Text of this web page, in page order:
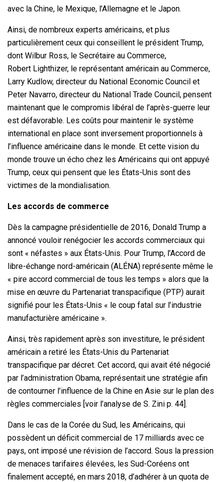
avec la Chine, le Mexique, l’Allemagne et le Japon.
Ainsi, de nombreux experts américains, et plus
particulièrement ceux qui conseillent le président Trump,
dont Wilbur Ross, le Secrétaire au Commerce,
Robert Lighthizer, le représentant américain au Commerce,
Larry Kudlow, directeur du National Economic Council et
Peter Navarro, directeur du National Trade Council, pensent
maintenant que le compromis libéral de l’après-guerre leur
est défavorable. Les coûts pour maintenir le système
international en place sont inversement proportionnels à
l’influence américaine dans le monde. Et cette vision du
monde trouve un écho chez les Américains qui ont appuyé
Trump, ceux qui pensent que les États-Unis sont des
victimes de la mondialisation.
Les accords de commerce
Dès la campagne présidentielle de 2016, Donald Trump a
annoncé vouloir renégocier les accords commerciaux qui
sont « néfastes » aux États-Unis. Pour Trump, l’Accord de
libre-échange nord-américain (ALÉNA) représente même le
« pire accord commercial de tous les temps » alors que la
mise en œuvre du Partenariat transpacifique (PTP) aurait
signifié pour les États-Unis « le coup fatal sur l’industrie
manufacturière américaine ».
Ainsi, très rapidement après son investiture, le président
américain a retiré les États-Unis du Partenariat
transpacifique par décret. Cet accord, qui avait été négocié
par l’administration Obama, représentait une stratégie afin
de contourner l’influence de la Chine en Asie sur le plan des
règles commerciales [voir l’analyse de S. Zini p. 44].
Dans le cas de la Corée du Sud, les Américains, qui
possèdent un déficit commercial de 17 milliards avec ce
pays, ont imposé une révision de l’accord. Sous la pression
de menaces tarifaires élevées, les Sud-Coréens ont
finalement accepté, en mars 2018, d’adhérer à un quota de